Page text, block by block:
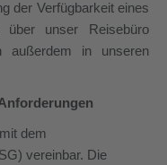
der Verfügbarkeit eines
über unser Reisebüro
außerdem in unseren
dem
vereinbar. Die